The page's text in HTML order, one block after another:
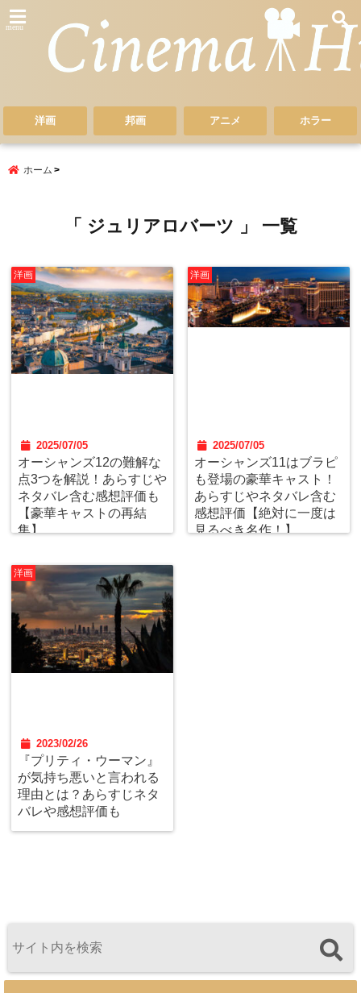
menu
洋画 邦画 アニメ ホラー
ホーム
「 ジュリアロバーツ 」 一覧
洋画
2025/07/05
オーシャンズ12の難解な
点3つを解説！あらすじや
ネタバレ含む感想評価も
【豪華キャストの再結
集】
洋画
2025/07/05
オーシャンズ11はブラピ
も登場の豪華キャスト！
あらすじやネタバレ含む
感想評価【絶対に一度は
見るべき名作！】
洋画
2023/02/26
『プリティ・ウーマン』
が気持ち悪いと言われる
理由とは？あらすじネタ
バレや感想評価も